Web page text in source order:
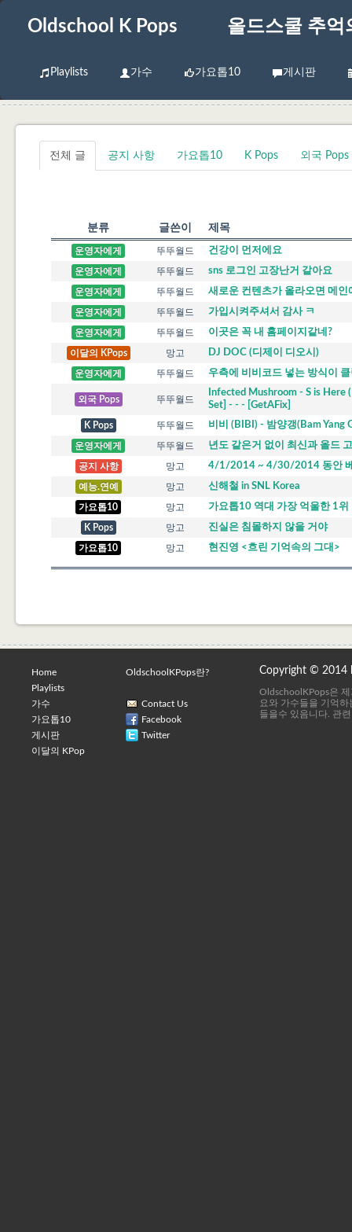
Oldschool K Pops 올드스쿨 추억
Playlists 가수 가요톱10 게시판
전체 글 공지 사항 가요톱10 K Pops 외국 Pops
분류 글쓴이 제목
운영자에게 뚜뚜월드 건강이 먼저에요
운영자에게 뚜뚜월드 sns 로그인 고장난거 같아요
운영자에게 뚜뚜월드 새로운 컨텐츠가 올라오면 메
운영자에게 뚜뚜월드 가입시켜주셔서 감사 ㅋ
운영자에게 뚜뚜월드 이곳은 꼭 내 홈페이지같네?
이달의 KPops 망고 DJ DOC (디제이 디오시)
운영자에게 뚜뚜월드 우측에 비비코드 넣는 방식이
외국 Pops 뚜뚜월드
Infected Mushroom - S is Here
Set] - - - [GetAFix]
K Pops 뚜뚜월드 비비 (BIBI) - 밤양갱(Bam Yang
운영자에게 뚜뚜월드 년도 같은거 없이 최신과 올드
공지 사항 망고 4/1/2014 ~ 4/30/2014 동안 베
예능.연예 망고 신해철 in SNL Korea
가요톱10 망고 가요톱10 역대 가장 억울한 1위
K Pops 망고 진실은 침몰하지 않을 거야
가요톱10 망고 현진영 <흐린 기억속의 그대>
Home
Playlists
가수
가요톱10
게시판
이달의 KPop
OldschoolKPops란?
Contact Us
Facebook
Twitter
Copyright © 2014
OldschoolKPops은
요와 가수들을 기억
들을수 있음니다. 관